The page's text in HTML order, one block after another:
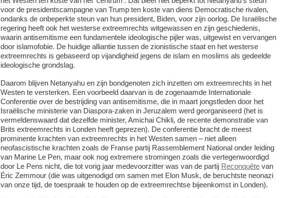
voor de presidentscampagne van Trump ten koste van diens Democratische rivalen,
ondanks de onbeperkte steun van hun president, Biden, voor zijn oorlog. De Israëlische
regering heeft ook het westerse extreemrechts witgewassen en zijn geschiedenis,
waarin antisemitisme een fundamentele ideologische pijler was, uitgewist en vervangen
door islamofobie. De huidige alliantie tussen de zionistische staat en het westerse
extreemrechts is gebaseerd op vijandigheid jegens de islam en moslims als gedeelde
ideologische grondslag.
Daarom blijven Netanyahu en zijn bondgenoten zich inzetten om extreemrechts in het
Westen te versterken. Een voorbeeld daarvan is de zogenaamde Internationale
Conferentie over de bestrijding van antisemitisme, die in maart jongstleden door het
Israëlische ministerie van Diaspora-zaken in Jeruzalem werd georganiseerd (het is
vermeldenswaard dat dezelfde minister, Amichai Chikli, de recente demonstratie van
Brits extreemrechts in Londen heeft geprezen). De conferentie bracht de meest
prominente krachten van extreemrechts in het Westen samen – niet alleen
neofascistische krachten zoals de Franse partij Rassemblement National onder leiding
van Marine Le Pen, maar ook nog extremere stromingen zoals die vertegenwoordigd
door Le Pens nicht, die tot vorig jaar medevoorzitter was van de partij Reconquêtevan
Éric Zemmour (die was uitgenodigd om samen met Elon Musk, de beruchtste neonazi
van onze tijd, de toespraak te houden op de extreemrechtse bijeenkomst in Londen).